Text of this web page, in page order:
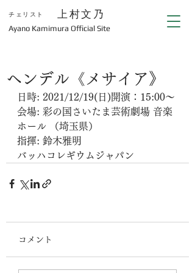
上村文乃
​Ayano Kamimura Official Site
チェリスト
ヘンデル《メサイア》
日時: 2021/12/19(日)開演：15:00～
会場: 彩の国さいたま芸術劇場 音楽
ホール （埼玉県）
指揮: 鈴木雅明
バッハコレギウムジャパン
コメント